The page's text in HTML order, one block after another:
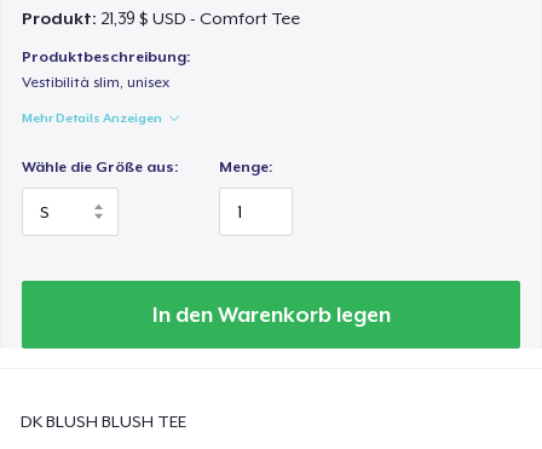
Produkt: 21,39 $ USD - Comfort Tee
Produktbeschreibung:
Vestibilità slim, unisex
Mehr Details Anzeigen
Wähle die Größe aus: Menge:
In den Warenkorb legen
DK BLUSH BLUSH TEE